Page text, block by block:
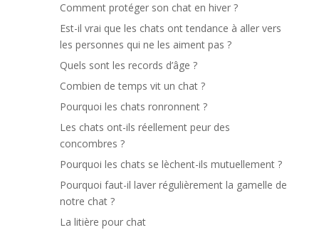
Comment protéger son chat en hiver ?
Est-il vrai que les chats ont tendance à aller vers
les personnes qui ne les aiment pas ?
Quels sont les records d’âge ?
Combien de temps vit un chat ?
Pourquoi les chats ronronnent ?
Les chats ont-ils réellement peur des
concombres ?
Pourquoi les chats se lèchent-ils mutuellement ?
Pourquoi faut-il laver régulièrement la gamelle de
notre chat ?
La litière pour chat